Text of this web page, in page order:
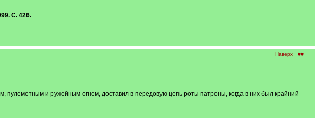
С. 426.
Наверх ##
и ружейным огнем, доставил в передовую цепь роты патроны, когда в них был крайний